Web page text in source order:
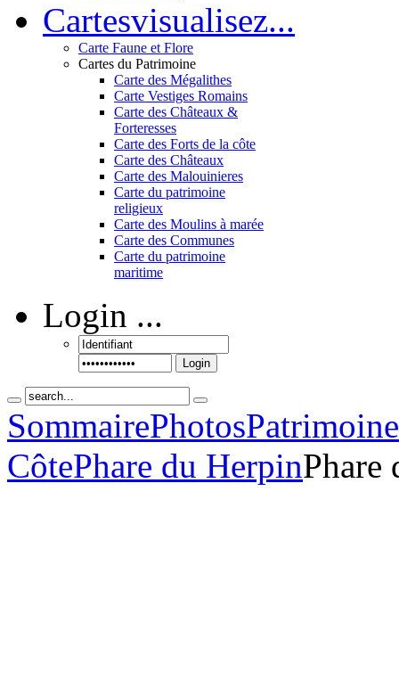
Cartesvisualisez...
Carte Faune et Flore
Cartes du Patrimoine
Carte des Mégalithes
Carte Vestiges Romains
Carte des Châteaux &
Forteresses
Carte des Forts de la côte
Carte des Châteaux
Carte des Malouinieres
Carte du patrimoine
religieux
Carte des Moulins à marée
Carte des Communes
Carte du patrimoine
maritime
Login ...
Login
SommairePhotos
CôtePhare du HerpinPhare